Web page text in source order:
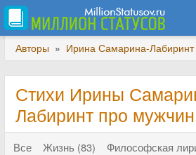
Авторы » Ирина Самарина-Лабиринт
Стихи Ирины
Лабиринт про мужчин
Все Жизнь (83) Философская